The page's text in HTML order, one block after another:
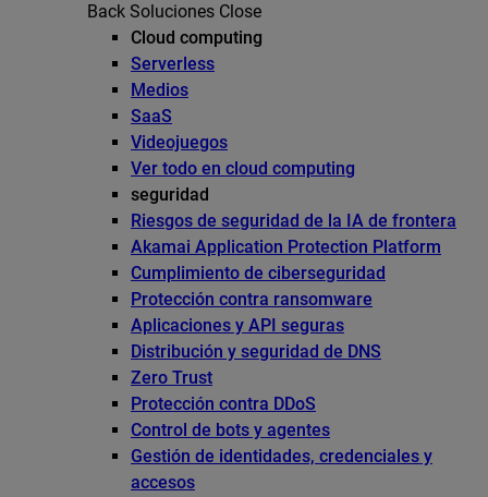
Back Soluciones Close
Cloud computing
Serverless
Medios
SaaS
Videojuegos
Ver todo en cloud computing
seguridad
Riesgos de seguridad de la IA de frontera
Akamai Application Protection Platform
Cumplimiento de ciberseguridad
Protección contra ransomware
Aplicaciones y API seguras
Distribución y seguridad de DNS
Zero Trust
Protección contra DDoS
Control de bots y agentes
Gestión de identidades, credenciales y
accesos